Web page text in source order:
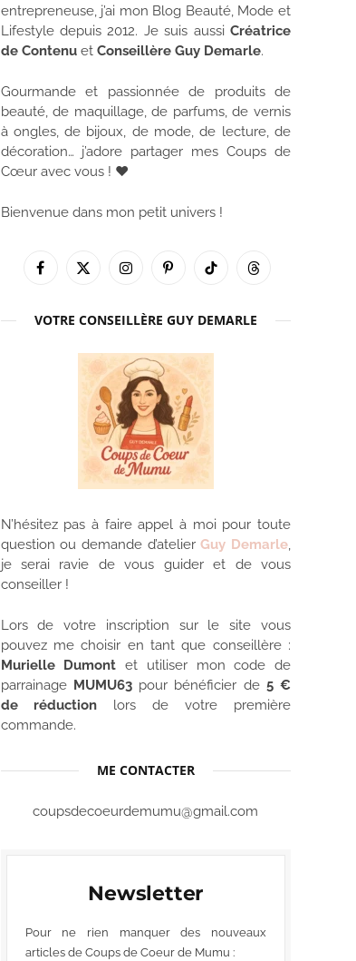
entrepreneuse, j’ai mon Blog Beauté, Mode et
Lifestyle depuis 2012. Je suis aussi Créatrice
de Contenuet Conseillère Guy Demarle.
Gourmande et passionnée de produits de
beauté, de maquillage, de parfums, de vernis
à ongles, de bijoux, de mode, de lecture, de
décoration… j’adore partager mes Coups de
Cœur avec vous ! ♥
Bienvenue dans mon petit univers !
Facebook
X
InstagramPinterestTikTok Threads
VOTRE CONSEILLÈRE GUY DEMARLE
N’hésitez pas à faire appel à moi pour toute
question ou demande d’atelierGuy Demarle,
je serai ravie de vous guider et de vous
conseiller !
Lors de votre inscription sur le site vous
pouvez me choisir en tant que conseillère :
Murielle Dumont et utiliser mon code de
parrainage MUMU63pour bénéficier de 5 €
de réduction lors de votre première
commande.
ME CONTACTER
coupsdecoeurdemumu@gmail.com
Newsletter
Pour ne rien manquer des nouveaux
articles de Coups de Coeur de Mumu :